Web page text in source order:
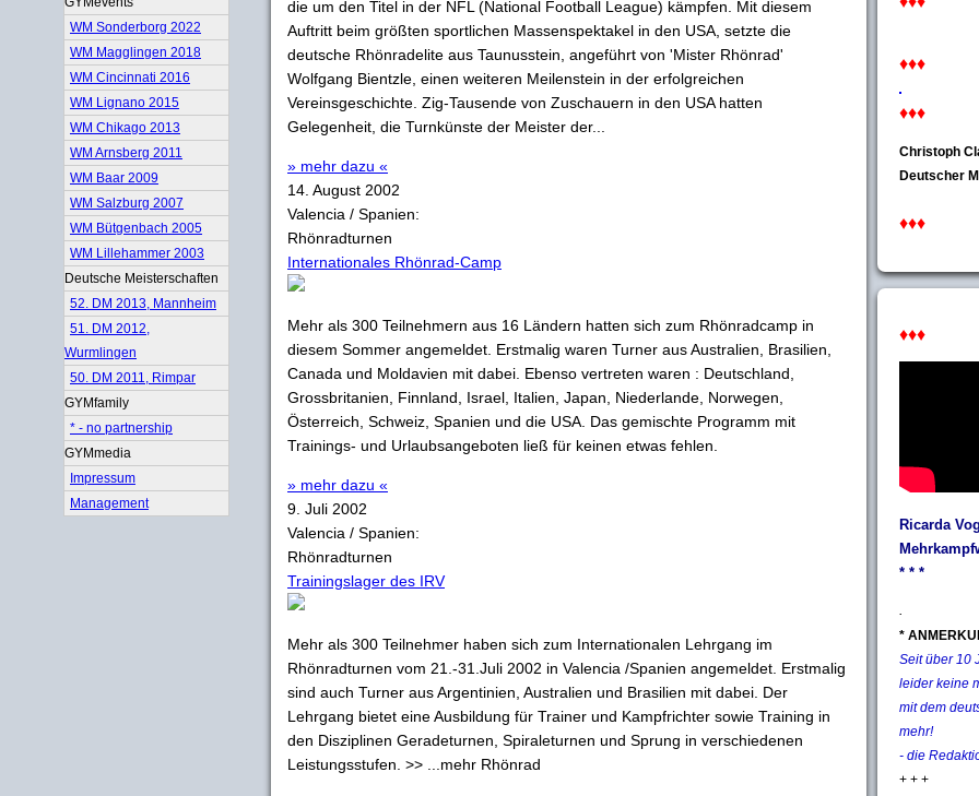
WM Sonderborg 2022
WM Magglingen 2018
WM Cincinnati 2016
WM Lignano 2015
WM Chikago 2013
WM Arnsberg 2011
WM Baar 2009
WM Salzburg 2007
WM Bütgenbach 2005
WM Lillehammer 2003
Deutsche Meisterschaften
52. DM 2013, Mannheim
51. DM 2012,
Wurmlingen
50. DM 2011, Rimpar
GYMfamily
* - no partnership
GYMmedia
Impressum
Management
die um den Titel in der NFL (National Football League) kämpfen. Mit diesem
Auftritt beim größten sportlichen Massenspektakel in den USA, setzte die
deutsche Rhönradelite aus Taunusstein, angeführt von 'Mister Rhönrad'
Wolfgang Bientzle, einen weiteren Meilenstein in der erfolgreichen
Vereinsgeschichte. Zig-Tausende von Zuschauern in den USA hatten
Gelegenheit, die Turnkünste der Meister der...
» mehr dazu «
14. August 2002
Valencia / Spanien:
Rhönradturnen
Internationales Rhönrad-Camp
Mehr als 300 Teilnehmern aus 16 Ländern hatten sich zum Rhönradcamp in
diesem Sommer angemeldet. Erstmalig waren Turner aus Australien, Brasilien,
Canada und Moldavien mit dabei. Ebenso vertreten waren : Deutschland,
Grossbritanien, Finnland, Israel, Italien, Japan, Niederlande, Norwegen,
Österreich, Schweiz, Spanien und die USA. Das gemischte Programm mit
Trainings- und Urlaubsangeboten ließ für keinen etwas fehlen.
» mehr dazu «
9. Juli 2002
Valencia / Spanien:
Rhönradturnen
Trainingslager des IRV
Mehr als 300 Teilnehmer haben sich zum Internationalen Lehrgang im
Rhönradturnen vom 21.-31.Juli 2002 in Valencia /Spanien angemeldet. Erstmalig
sind auch Turner aus Argentinien, Australien und Brasilien mit dabei. Der
Lehrgang bietet eine Ausbildung für Trainer und Kampfrichter sowie Training in
den Disziplinen Geradeturnen, Spiraleturnen und Sprung in verschiedenen
Leistungsstufen. >> ...mehr Rhönrad
♦♦♦
♦♦♦
Christoph
Deutscher
♦♦♦
♦♦♦
Ricarda
* * *
.
*
Seit über 10
leider keine
mit dem
mehr!
- die
+ + +